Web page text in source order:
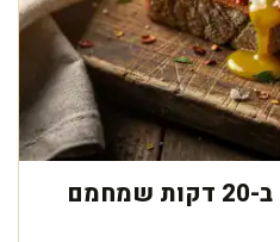
כריך שקשוקה מפנק ב-20 דקות שמחמם